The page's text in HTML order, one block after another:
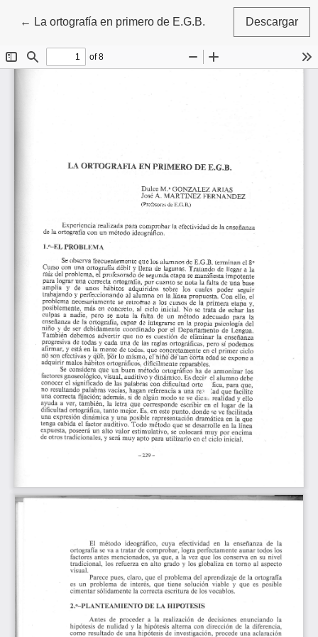
← Volver a los detalles del artículo
La ortografía en primero de E.G.B. Descargar